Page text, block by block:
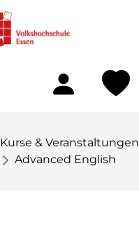
Kurse & Veranstaltungen
Advanced English